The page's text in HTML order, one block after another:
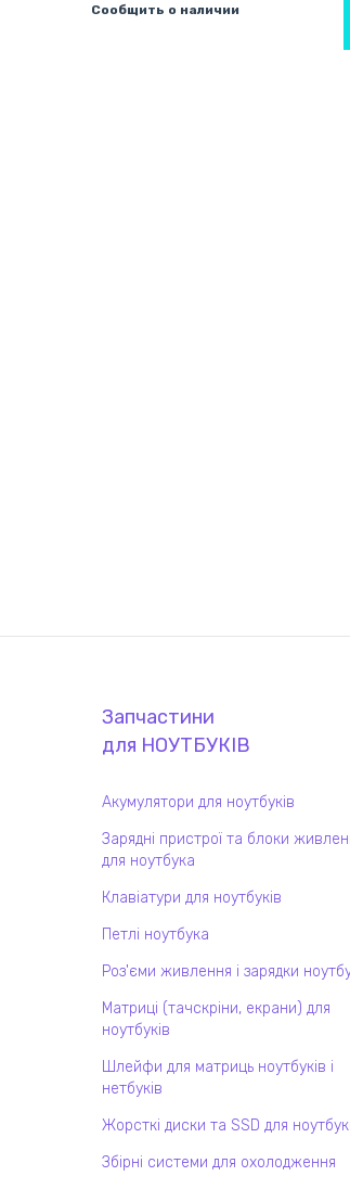
Сообщить о наличии
Запчастини
для НОУТБУКІВ
Акумулятори для ноутбуків
Зарядні пристрої та блоки
для ноутбука
Клавіатури для ноутбуків
Петлі ноутбука
Роз'єми живлення і зарядки
Матриці (тачскріни, екрани) для
ноутбуків
Шлейфи для матриць ноутбуків і
нетбуків
Жорсткі диски та SSD для
Збірні системи для охолодження